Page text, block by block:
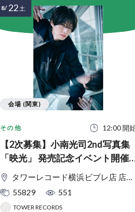
その他 12:00 開
【2次募集】小南光司2nd写真集
「映光」 発売記念イベント開催
決定！タワーレコード横浜ビブレ店 店内イベントスペース
55829
551
TOWER RECORDS
会場 (関東)
8/ 22 土